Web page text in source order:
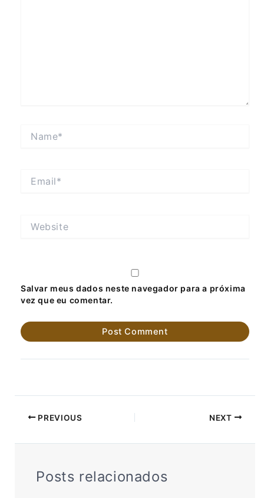
Salvar meus dados neste navegador para a próxima
vez que eu comentar.
PREVIOUS NEXT
Posts relacionados